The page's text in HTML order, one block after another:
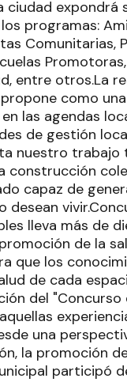
ciudad expondrá
programas:
Comunitarias,
entre otros.La
como una
las agendas
de gestión
nuestro trabajo
construcción
capaz de
desean
lleva más de
de la
que los
de cada
del "Concurso
una
la promoción
participó